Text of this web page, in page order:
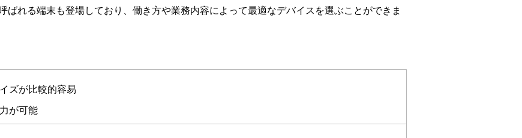
ばれる端末も登場しており、働き方や業務内容によって最適なデバイスを選ぶことができま
ズが比較的容易
が可能